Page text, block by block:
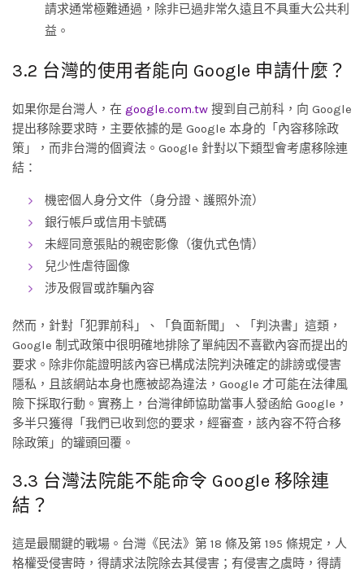
請求通常極難通過，除非已過非常久遠且不具重大公共利
益。
3.2 台灣的使用者能向 Google 申請什麼？
如果你是台灣人，在 google.com.tw 搜到自己前科，向 Google
提出移除要求時，主要依據的是 Google 本身的「內容移除政
策」，而非台灣的個資法。Google 針對以下類型會考慮移除連
結：
機密個人身分文件（身分證、護照外流）
銀行帳戶或信用卡號碼
未經同意張貼的親密影像（復仇式色情）
兒少性虐待圖像
涉及假冒或詐騙內容
然而，針對「犯罪前科」、「負面新聞」、「判決書」這類，
Goog​​le 制式政策中很明確地排除了單純因不喜歡內容而提出的
要求。除非你能證明該內容已構成法院判決確定的誹謗或侵害
隱私，且該網站本身也應被認為違法，Google 才可能在法律風
險下採取行動。實務上，台灣律師協助當事人發函給 Google，
多半只獲得「我們已收到您的要求，經審查，該內容不符合移
除政策」的罐頭回覆。
3.3 台灣法院能不能命令 Google 移除連
結？
這是最關鍵的戰場。台灣《民法》第 18 條及第 195 條規定，人
格權受侵害時，得請求法院除去其侵害；有侵害之虞時，得請